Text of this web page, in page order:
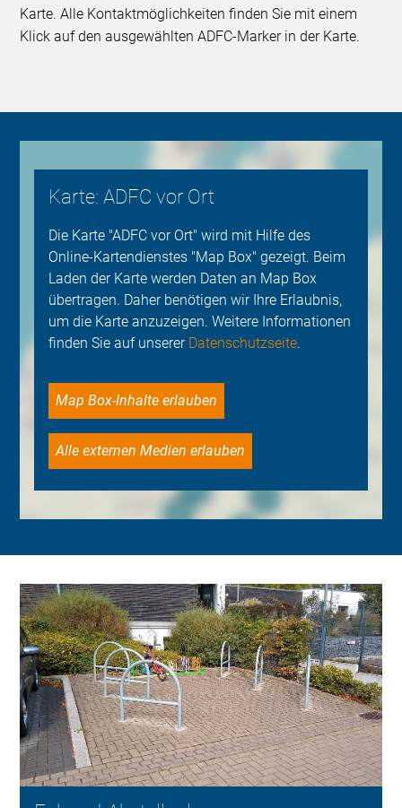
Karte. Alle Kontaktmöglichkeiten finden Sie mit einem
Klick auf den ausgewählten ADFC-Marker in der Karte.
Karte: ADFC vor Ort
Die Karte "ADFC vor Ort" wird mit Hilfe des
Online-Kartendienstes "Map Box" gezeigt. Beim
Laden der Karte werden Daten an Map Box
übertragen. Daher benötigen wir Ihre Erlaubnis,
um die Karte anzuzeigen. Weitere Informationen
finden Sie auf unserer Datenschutzseite.
Map Box-Inhalte erlauben
Alle externen Medien erlauben